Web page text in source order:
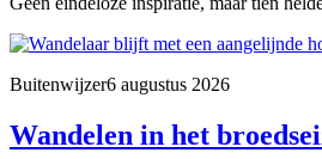
Buitenwijzer6 augustus 2026
Wandelen in het